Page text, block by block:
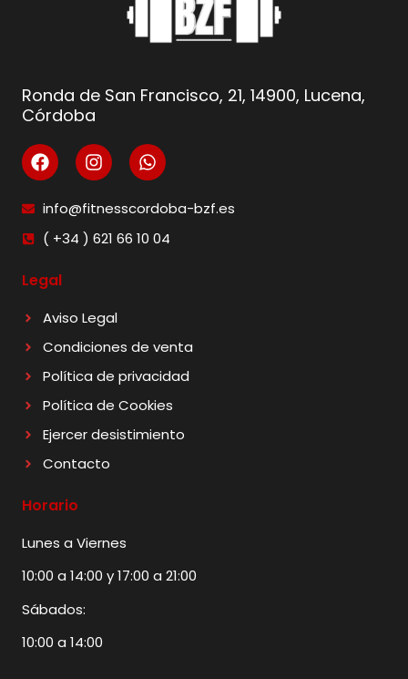
Ronda de San Francisco, 21, 14900, Lucena,
Córdoba
info@fitnesscordoba-bzf.es
( +34 ) 621 66 10 04
Legal
Aviso Legal
Condiciones de venta
Política de privacidad
Política de Cookies
Ejercer desistimiento
Contacto
Horario
Lunes a Viernes
10:00 a 14:00 y 17:00 a 21:00
Sábados:
10:00 a 14:00